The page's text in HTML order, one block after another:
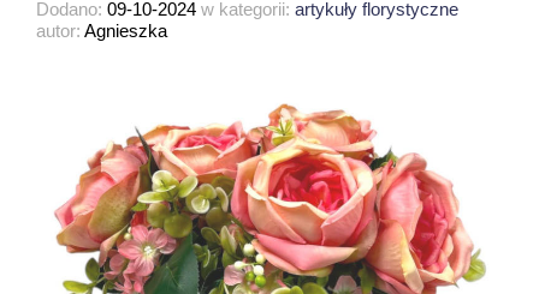
Dodano: 09-10-2024 w kategorii: artykuły florystyczne
autor: Agnieszka